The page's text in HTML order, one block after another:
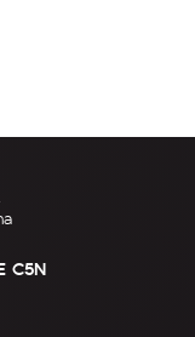
C5N